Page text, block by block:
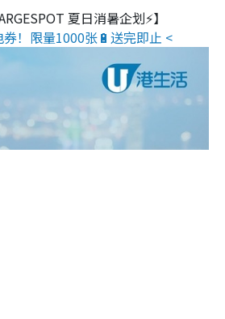
夏日消暑企划⚡】
！限量1000张🔋送完即止 <